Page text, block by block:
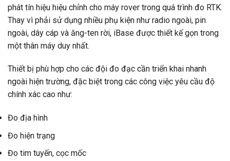
phát tín hiệu hiệu chỉnh cho máy rover trong quá trình đo RTK.
Thay vì phải sử dụng nhiều phụ kiện như radio ngoài, pin
ngoài, dây cáp và ăng-ten rời, iBase được thiết kế gọn trong
một thân máy duy nhất.
Thiết bị phù hợp cho các đội đo đạc cần triển khai nhanh
ngoài hiện trường, đặc biệt trong các công việc yêu cầu độ
chính xác cao như:
Đo địa hình
Đo hiện trạng
Đo tim tuyến, cọc mốc